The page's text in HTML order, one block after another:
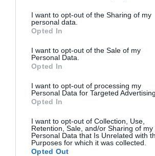
not limited to your visit or usage behaviour.
grant or deny consent to Google and its
use your data for below specified purposes
consent section.
I want to opt-out of the Sharing of my
personal data.
Opted In
I want to opt-out of the Sale of my
Personal Data.
Opted In
I want to opt-out of processing my
Personal Data for Targeted Advertising.
Opted In
I want to opt-out of Collection, Use,
Retention, Sale, and/or Sharing of my
Personal Data that Is Unrelated with
Purposes for which it was collected.
Opted Out